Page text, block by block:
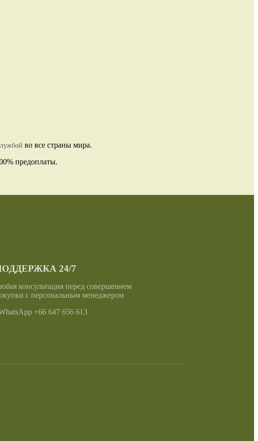
во все страны мира.
предоплаты.
24/7
консультация перед совершением
с персональным менеджером
+66 647 656 613